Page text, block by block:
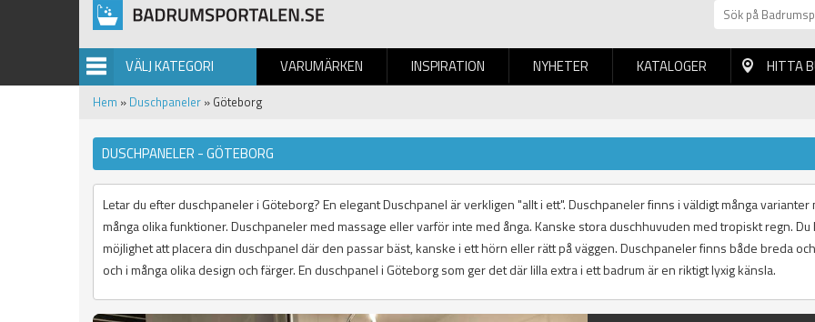
VÄLJ KATEGORI VARUMÄRKEN INSPIRATION NYHETER
BILDGALLERI KATALOGER HITTA
Hem » Duschpaneler » Göteborg
DUSCHPANELER - GÖTEBORG
Letar du efter duschpaneler i Göteborg? En elegant Duschpanel är verkligen "allt i ett". Duschpaneler finns i väldigt många varianter
många olika funktioner. Duschpaneler med massage eller varför inte med ånga. Kanske stora duschhuvuden med tropiskt regn. Du
möjlighet att placera din duschpanel där den passar bäst, kanske i ett hörn eller rätt på väggen. Duschpaneler finns både breda
och i många olika design och färger. En duschpanel i Göteborg som ger det där lilla extra i ett badrum är en riktigt lyxig känsla.